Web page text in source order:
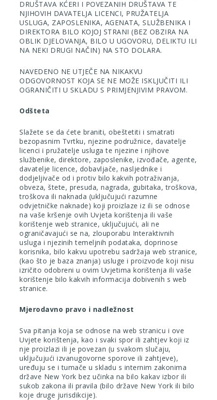
DRUŠTAVA KĆERI I POVEZANIH DRUŠTAVA TE
NJIHOVIH DAVATELJA LICENCI, PRUŽATELJA
USLUGA, ZAPOSLENIKA, AGENATA, SLUŽBENIKA I
DIREKTORA BILO KOJOJ STRANI (BEZ OBZIRA NA
OBLIK DJELOVANJA, BILO U UGOVORU, DELIKTU ILI
NA NEKI DRUGI NAČIN) NA STO DOLARA.
NAVEDENO NE UTJEČE NA NIKAKVU
ODGOVORNOST KOJA SE NE MOŽE ISKLJUČITI ILI
OGRANIČITI U SKLADU S PRIMJENJIVIM PRAVOM.
Odšteta
Slažete se da ćete braniti, obeštetiti i smatrati
bezopasnim Tvrtku, njezine podružnice, davatelje
licenci i pružatelje usluga te njezine i njihove
službenike, direktore, zaposlenike, izvođače, agente,
davatelje licence, dobavljače, nasljednike i
dodjeljivače od i protiv bilo kakvih potraživanja,
obveza, štete, presuda, nagrada, gubitaka, troškova,
troškova ili naknada (uključujući razumne
odvjetničke naknade) koji proizlaze iz ili se odnose
na vaše kršenje ovih Uvjeta korištenja ili vaše
korištenje web stranice, uključujući, ali ne
ograničavajući se na, zlouporabu Interaktivnih
usluga i njezinih temeljnih podataka, doprinose
korisnika, bilo kakvu upotrebu sadržaja web stranice,
(kao što je baza znanja) usluge i proizvode koji nisu
izričito odobreni u ovim Uvjetima korištenja ili vaše
korištenje bilo kakvih informacija dobivenih s web
stranice.
Mjerodavno pravo i nadležnost
Sva pitanja koja se odnose na web stranicu i ove
Uvjete korištenja, kao i svaki spor ili zahtjev koji iz
nje proizlazi ili je povezan (u svakom slučaju,
uključujući izvanugovorne sporove ili zahtjeve),
uređuju se i tumače u skladu s internim zakonima
države New York bez učinka na bilo kakav izbor ili
sukob zakona ili pravila (bilo države New York ili bilo
koje druge jurisdikcije).